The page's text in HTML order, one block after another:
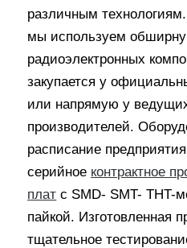
различным
мы используем
радиоэлектронных
закупается у
или напрямую у
производителей.
расписание
серийное контрактное
плат с SMD- SMT- THT-
пайкой. Изготовленная
тщательное